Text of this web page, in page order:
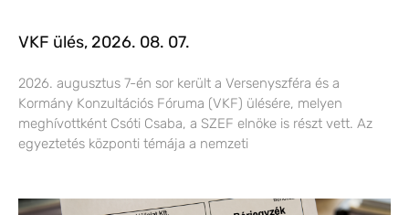
VKF ülés, 2026. 08. 07.
2026. augusztus 7-én sor került a Versenyszféra és a
Kormány Konzultációs Fóruma (VKF) ülésére, melyen
meghívottként Csóti Csaba, a SZEF elnöke is részt vett. Az
egyeztetés központi témája a nemzeti